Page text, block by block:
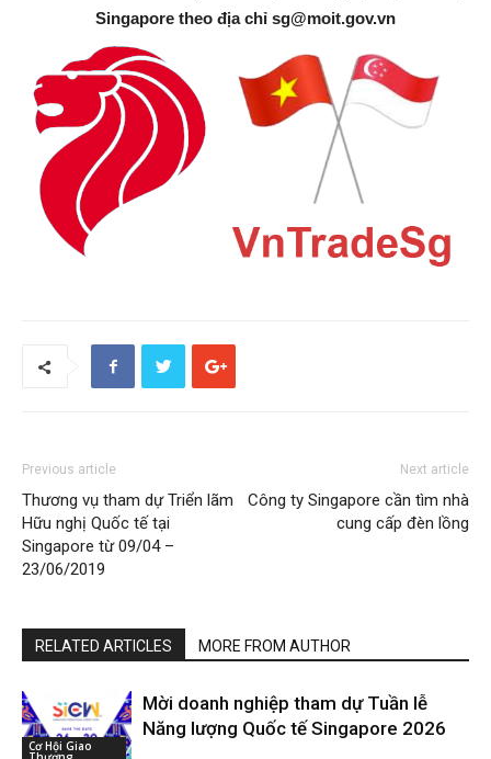
Singapore theo địa chỉ sg@moit.gov.vn
Previous article
Thương vụ tham dự Triển lãm
Hữu nghị Quốc tế tại
Singapore từ 09/04 –
23/06/2019
Next article
Công ty Singapore cần tìm nhà
cung cấp đèn lồng
RELATED ARTICLES MORE FROM AUTHOR
Cơ Hội Giao
Mời doanh nghiệp tham dự Tuần lễ
Năng lượng Quốc tế Singapore 2026